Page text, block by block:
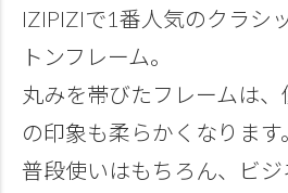
IZIPIZIで1番人気のクラシ
トンフレーム。
丸みを帯びたフレームは
の印象も柔らかくなります。
普段使いはもちろん、ビ